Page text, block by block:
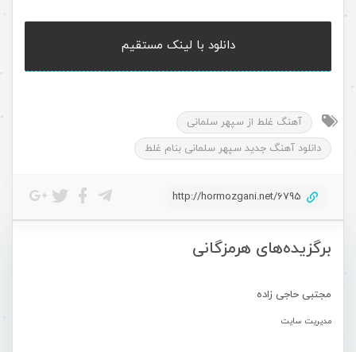
برگزیده‌های هرمزگانی
مجتبی حاجی زاده
مدیریت سایت
دانلود با لینک مستقیم
آهنگ غلط از سپهر سلمانی
دانلود آهنگ جدید سپهر سلمانی بنام غلط
http://hormozgani.net/6795